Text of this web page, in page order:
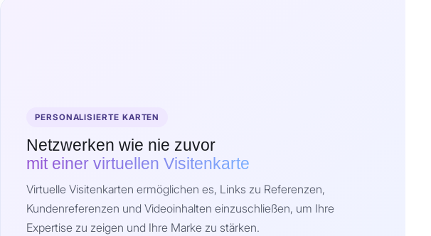
PERSONALISIERTE KARTEN
Netzwerken wie nie zuvor
mit einer virtuellen Visitenkarte
Virtuelle Visitenkarten ermöglichen es, Links zu Referenzen,
Kundenreferenzen und Videoinhalten einzuschließen, um Ihre
Expertise zu zeigen und Ihre Marke zu stärken.